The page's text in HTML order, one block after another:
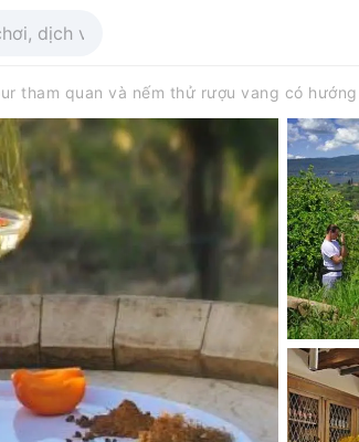
tham quan và nếm thử rượu vang có